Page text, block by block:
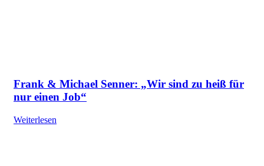
Frank & Michael Senner: „Wir sind zu heiß für
nur einen Job“
Weiterlesen